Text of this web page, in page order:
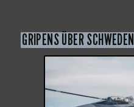
GRIPENS ÜBER SCHWEDEN